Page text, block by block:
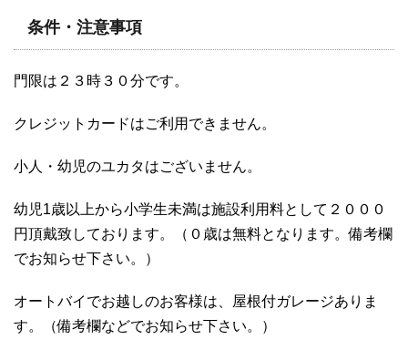
条件・注意事項
門限は２３時３０分です。
クレジットカードはご利用できません。
小人・幼児のユカタはございません。
幼児1歳以上から小学生未満は施設利用料として２０００
円頂戴致しております。（０歳は無料となります。備考欄
でお知らせ下さい。）
オートバイでお越しのお客様は、屋根付ガレージありま
す。（備考欄などでお知らせ下さい。）